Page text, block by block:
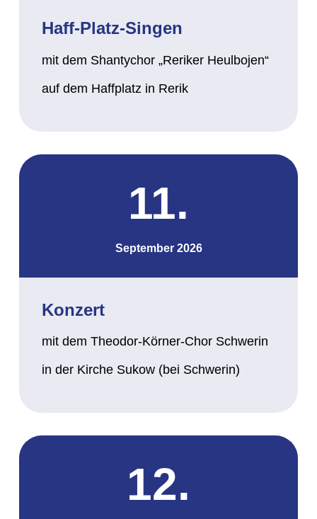
Haff-Platz-Singen
mit dem Shantychor „Reriker Heulbojen“
auf dem Haffplatz in Rerik
11.
September 2026
Konzert
mit dem Theodor-Körner-Chor Schwerin
in der Kirche Sukow (bei Schwerin)
12.